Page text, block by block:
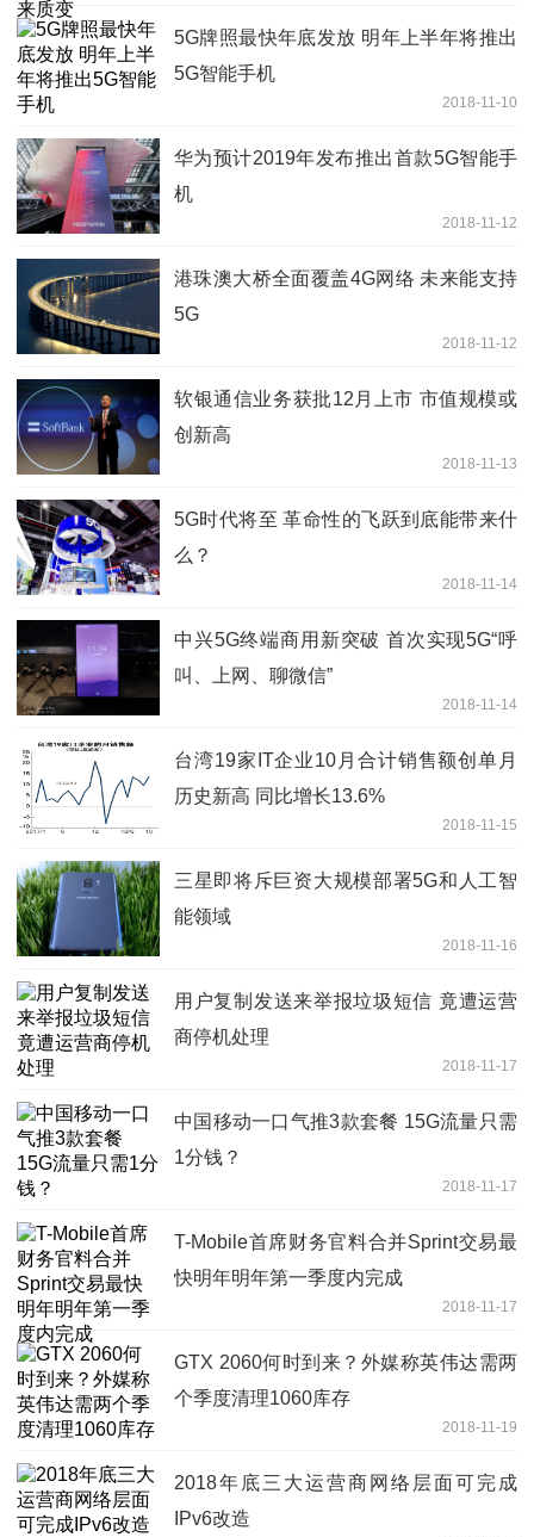
5G牌照最快年底发放 明年上半年将推出
5G智能手机
2018-11-10
华为预计2019年发布推出首款5G智能手
机
2018-11-12
港珠澳大桥全面覆盖4G网络 未来能支持
5G
2018-11-12
软银通信业务获批12月上市 市值规模或
创新高
2018-11-13
5G时代将至 革命性的飞跃到底能带来什
么？
2018-11-14
中兴5G终端商用新突破 首次实现5G“呼
叫、上网、聊微信”
2018-11-14
台湾19家IT企业10月合计销售额创单月
历史新高 同比增长13.6%
2018-11-15
三星即将斥巨资大规模部署5G和人工智
能领域
2018-11-16
用户复制发送来举报垃圾短信 竟遭运营
商停机处理
2018-11-17
中国移动一口气推3款套餐 15G流量只需
1分钱？
2018-11-17
T-Mobile首席财务官料合并Sprint交易最
快明年明年第一季度内完成
2018-11-17
GTX 2060何时到来？外媒称英伟达需两
个季度清理1060库存
2018-11-19
2018年底三大运营商网络层面可完成
IPv6改造